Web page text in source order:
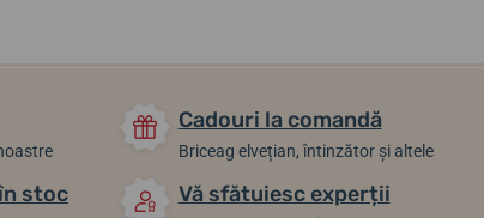
Cadouri la comandă
Briceag elvețian, întinzător și altele
stoc Vă sfătuiesc experții